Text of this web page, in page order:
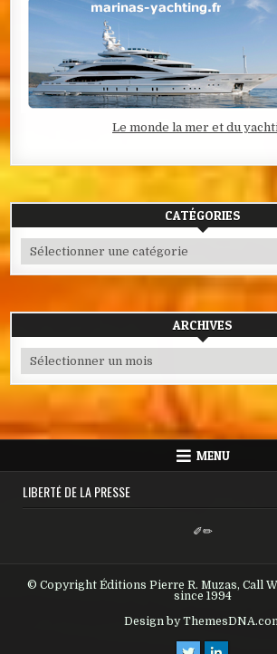
Le monde la mer et du
CATÉGORIES
Catégories
ARCHIVES
Archives
MENU
LIBERTÉ DE LA PRESSE
✐✏
© Copyright Éditions Pierre R. Muzas, Call
since 1994
Design by